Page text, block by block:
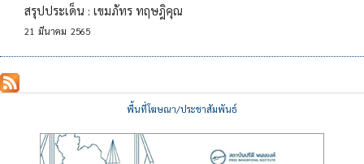
สรุปประเด็น : เขมภัทร ทฤษฎิคุณ
21 มีนาคม 2565
พื้นที่โฆษณา/ประชาสัมพันธ์